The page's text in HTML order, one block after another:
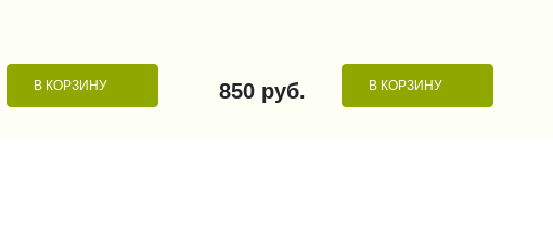
В КОРЗИНУ 850 руб. В КОРЗИНУ